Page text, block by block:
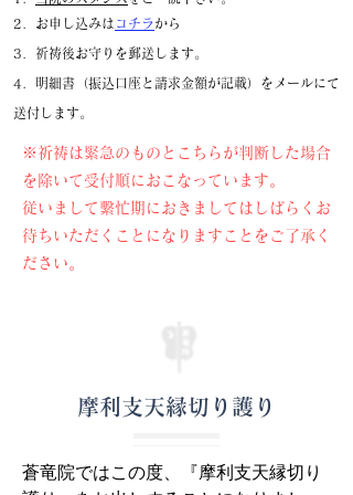
​​​【祈祷料】
１万円
​​【期間】
ご祈祷から1年間（携帯できるお守りの
形です）
2．お申し込みは コチラから
3．祈祷後お守りを郵送します。
4．明細書（振込口座と請求金額が記載）をメールにて
送付します。
​​※祈祷は緊急のものとこちらが判断した場合
を除いて受付順におこなっています。
従いまして繫忙期におきましてはしばらくお
待ちいただくことになりますことをご了承く
ださい。
摩利支天縁切り護り
蒼竜院ではこの度、『摩利支天縁切り